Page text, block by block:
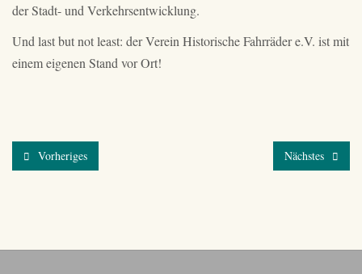
der Stadt- und Verkehrsentwicklung.
Und last but not least: der Verein Historische Fahrräder e.V. ist mit
einem eigenen Stand vor Ort!
Vorheriges Nächstes